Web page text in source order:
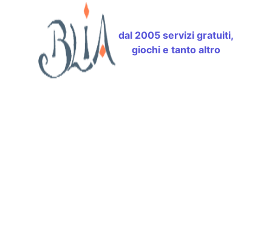
dal 2005 servizi gratuiti,
giochi e tanto altro